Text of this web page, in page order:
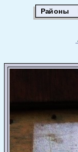
Районы